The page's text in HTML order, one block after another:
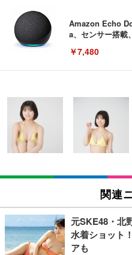
Amazon Echo
a、センサー搭載
￥7,480
[EdoErgo] オフ
い 跳ね上げ式ア
キング pc 事務
ン樹脂ベース 通
(黒網+黒枠+黒足)
￥5,699
SIHOO B100 オ
ュチェア 人間工
￥27,999
Sezlife オフィス
EIZO ビジネス
EV3240X-WT |
￥105,595
EIZO ビジネス
【純正品】27"ゲ
Amazonベーシ
回使い捨て 無香
￥3,373
Amazonベーシ
x2袋(84枚) ホワ
￥3,234
ネオ・ルーライ
関連
元SKE48・北
水着ショット
アも